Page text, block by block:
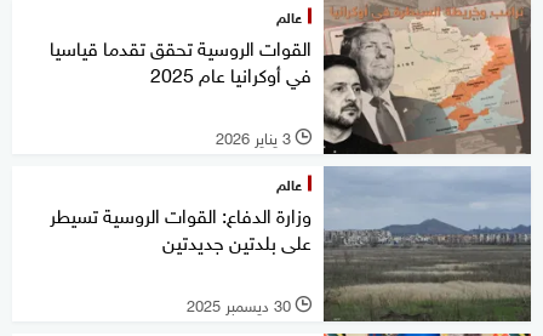
عالم
القوات الروسية تحقق تقدما قياسيا
في أوكرانيا عام 2025
l 3 يناير 2026
عالم
وزارة الدفاع: القوات الروسية تسيطر
على بلدتين جديدتين
l 30 ديسمبر 2025